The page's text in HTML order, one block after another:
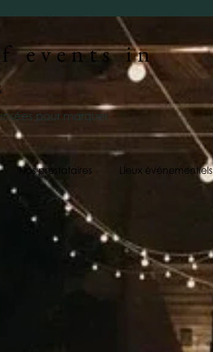
events in
pour marquer
Nos prestataires Lieux événementiels